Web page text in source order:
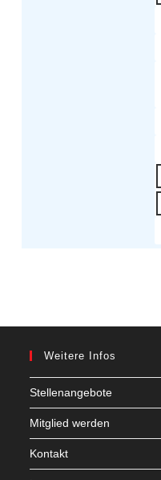
Weitere Infos
Stellenangebote
Mitglied werden
Kontakt